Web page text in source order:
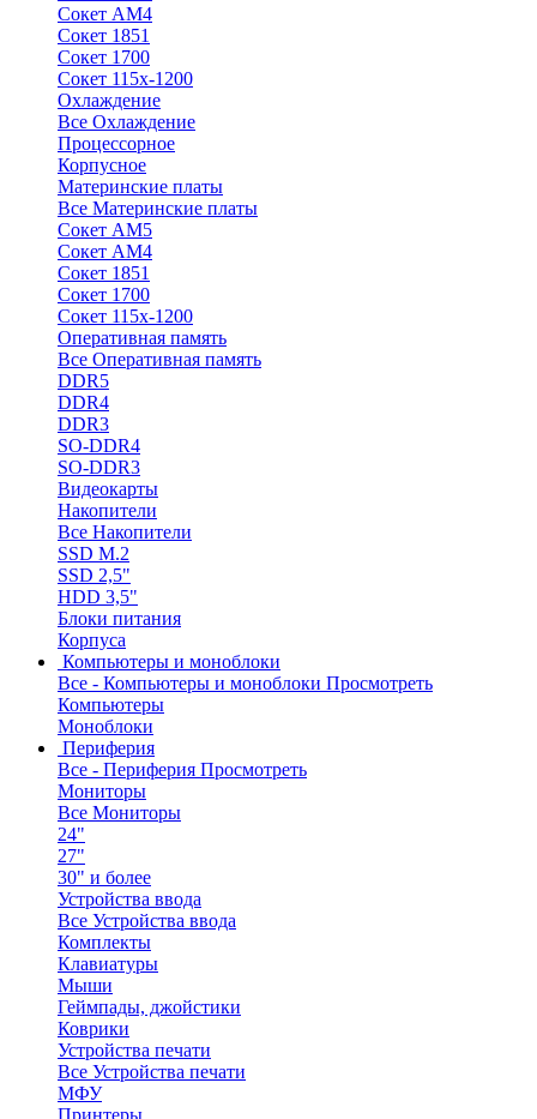
Сокет АМ4
Сокет 1851
Сокет 1700
Сокет 115х-1200
Охлаждение
Все Охлаждение
Процессорное
Корпусное
Материнские платы
Все Материнские платы
Сокет АМ5
Сокет АМ4
Сокет 1851
Сокет 1700
Сокет 115х-1200
Оперативная память
Все Оперативная память
DDR5
DDR4
DDR3
SO-DDR4
SO-DDR3
Видеокарты
Накопители
Все Накопители
SSD M.2
SSD 2,5"
HDD 3,5"
Блоки питания
Корпуса
Компьютеры и моноблоки
Все - Компьютеры и моноблоки Просмотреть
Компьютеры
Моноблоки
Периферия
Все - Периферия Просмотреть
Мониторы
Все Мониторы
24"
27"
30" и более
Устройства ввода
Все Устройства ввода
Комплекты
Клавиатуры
Мыши
Геймпады, джойстики
Коврики
Устройства печати
Все Устройства печати
МФУ
Принтеры